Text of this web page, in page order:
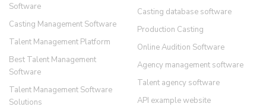
Software
Casting Management Software
Talent Management Platform
Best Talent Management
Software
Talent Management Software
Solutions
Casting database software
Production Casting
Online Audition Software
Agency management software
Talent agency software
API example website